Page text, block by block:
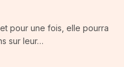
pour une fois, elle pourra
sur leur…